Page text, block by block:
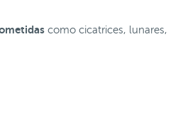
como cicatrices, lunares,